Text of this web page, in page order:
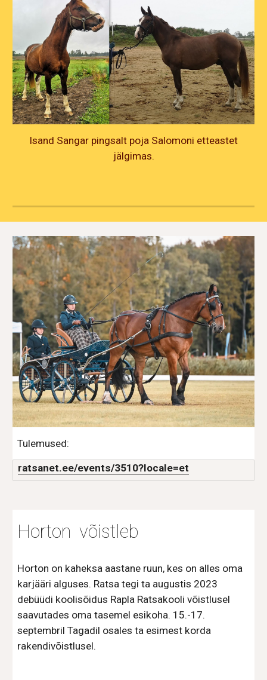
Isand Sangar pingsalt poja Salomoni etteastet
jälgimas.
Tulemused:
ratsanet.ee/events/3510?locale=et
Horton võistleb
Horton on kaheksa aastane ruun, kes on alles oma
karjääri alguses. Ratsa tegi ta augustis 2023
debüüdi koolisõidus Rapla Ratsakooli võistlusel
saavutades oma tasemel esikoha. 15.-17.
septembril Tagadil osales ta esimest korda
rakendivõistlusel.